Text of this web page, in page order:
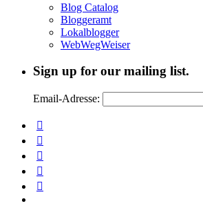
Blog Catalog
Bloggeramt
Lokalblogger
WebWegWeiser
Sign up for our mailing list.
Email-Adresse: